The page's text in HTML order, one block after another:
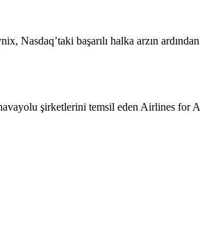
başarılı halka arzın ardından
şirketlerini temsil eden Airlines for